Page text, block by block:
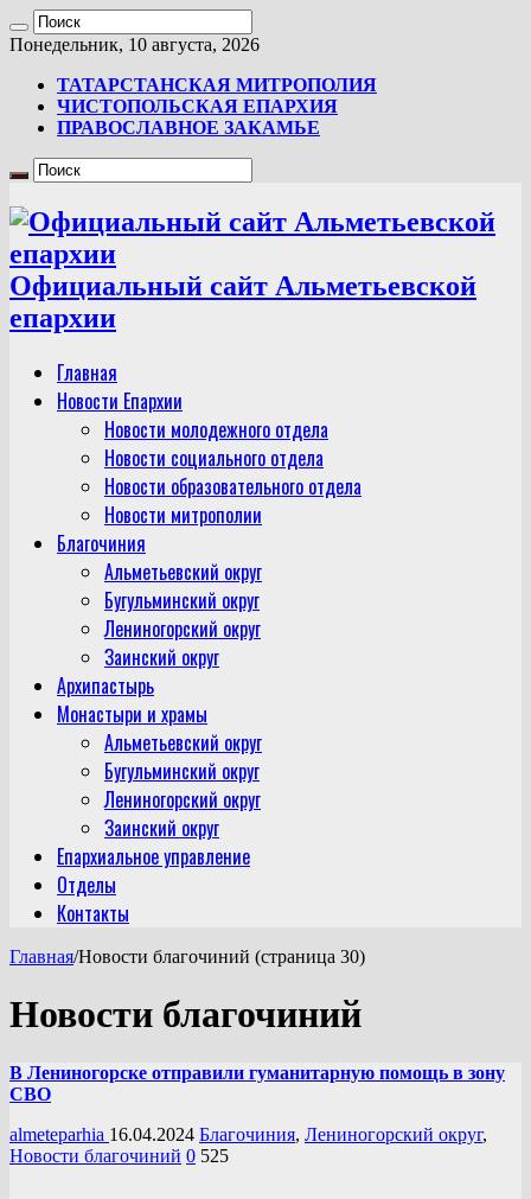
Понедельник, 10 августа, 2026
ТАТАРСТАНСКАЯ МИТРОПОЛИЯ
ЧИСТОПОЛЬСКАЯ ЕПАРХИЯ
ПРАВОСЛАВНОЕ ЗАКАМЬЕ
Официальный сайт Альметьевской
епархии
Главная
Новости Епархии
Новости молодежного отдела
Новости социального отдела
Новости образовательного отдела
Новости митрополии
Благочиния
Альметьевский округ
Бугульминский округ
Лениногорский округ
Заинский округ
Архипастырь
Монастыри и храмы
Альметьевский округ
Бугульминский округ
Лениногорский округ
Заинский округ
Епархиальное управление
Отделы
Контакты
Главная/Новости благочиний (страница 30)
Новости благочиний
В Лениногорске отправили гуманитарную помощь в зону
СВО
almeteparhia 16.04.2024 Благочиния, Лениногорский округ,
Новости благочиний 0 525